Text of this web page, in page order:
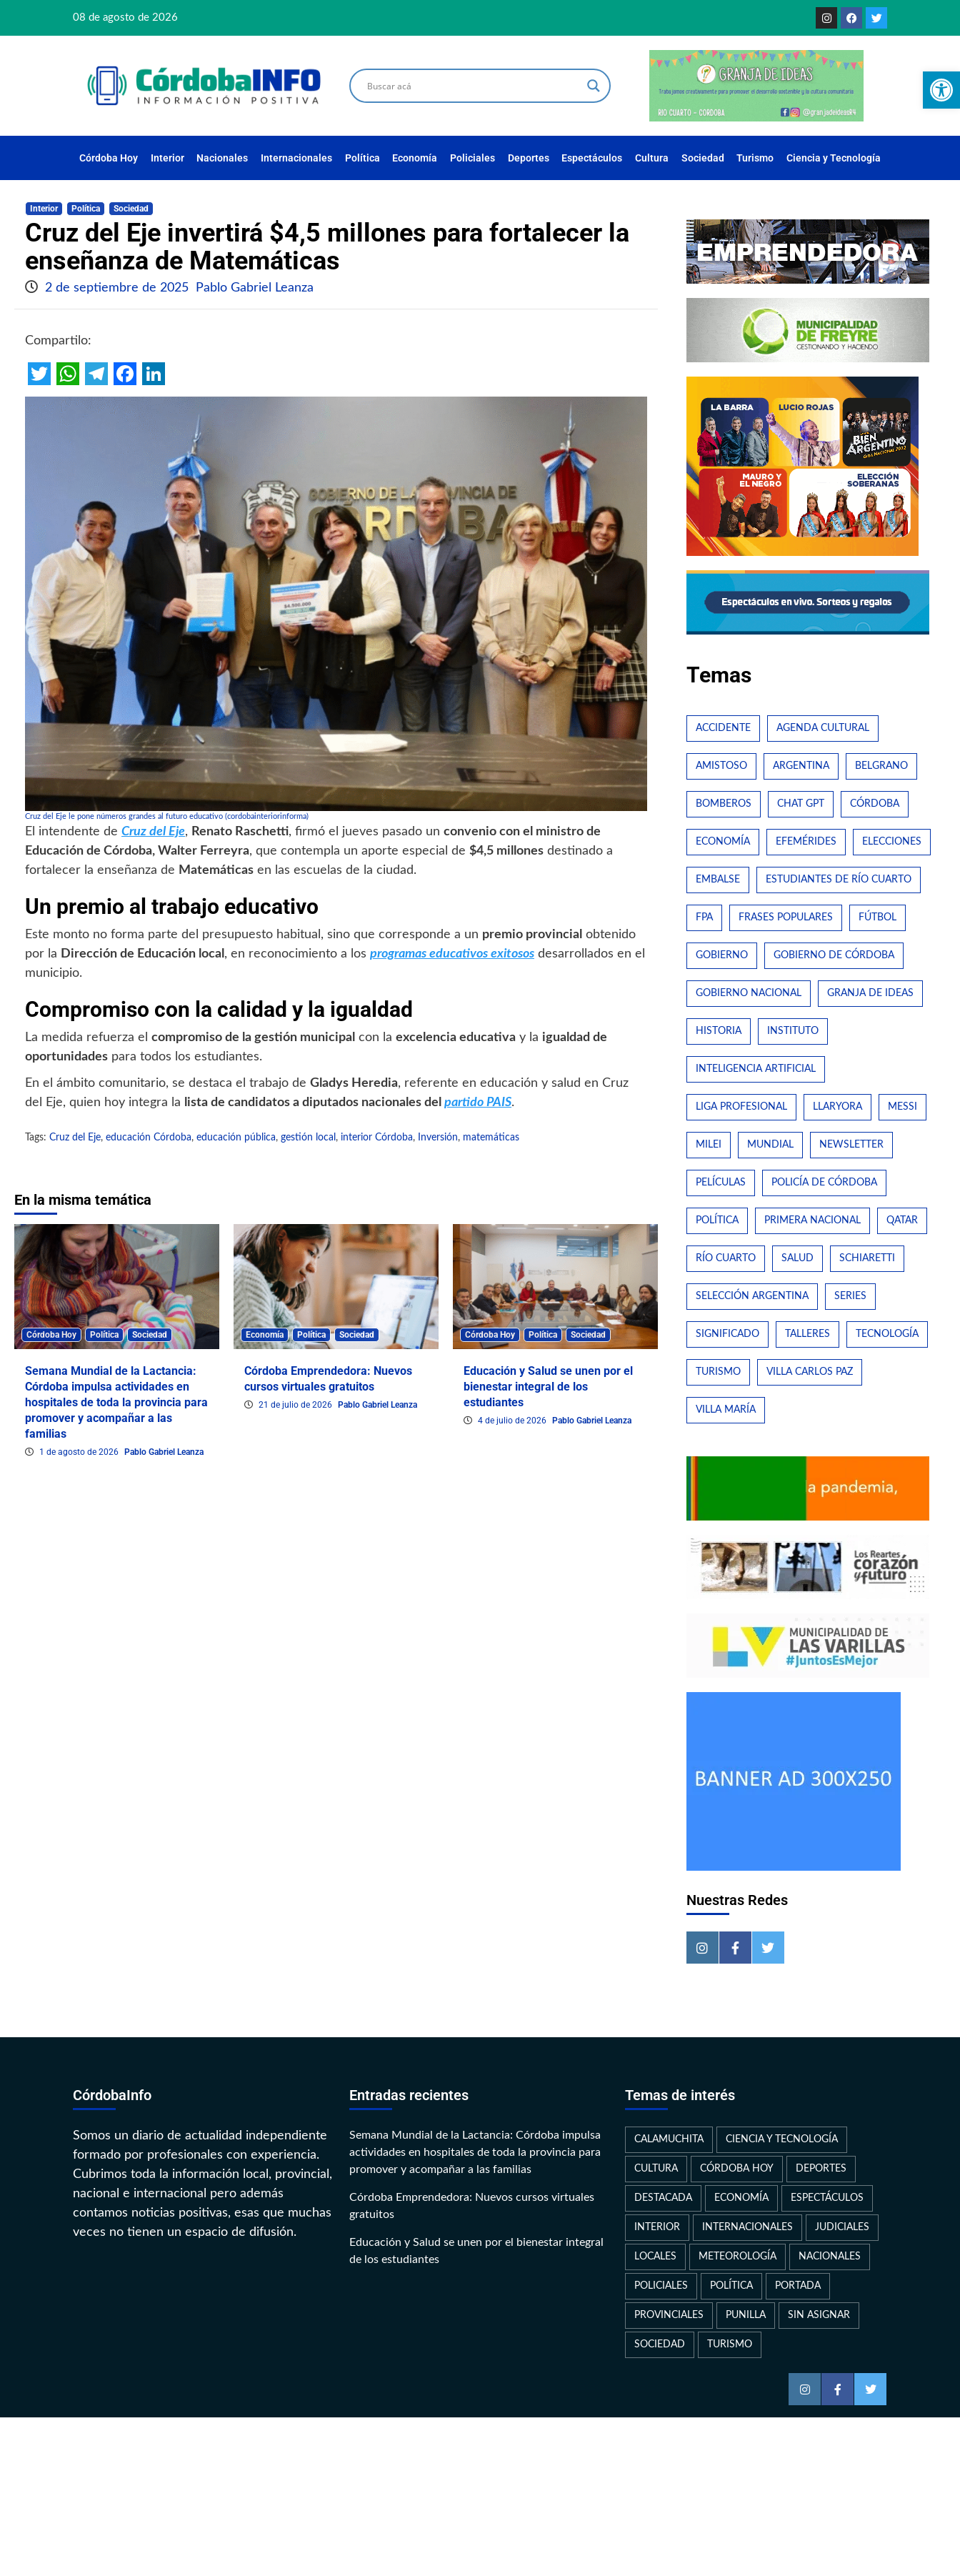
08 de agosto de 2026
Córdoba Hoy Interior Nacionales Internacionales Política Economía Policiales Deportes Espectáculos Cultura Sociedad Turismo Ciencia y Tecnología
Interior Política Sociedad
Cruz del Eje invertirá $4,5 millones para fortalecer la
enseñanza de Matemáticas
2 de septiembre de 2025 Pablo Gabriel Leanza
Compartilo:
Twitter
WhatsApp
Telegram
Facebook
LinkedIn
Cruz del Eje le pone números grandes al futuro educativo (cordobainteriorinforma)
El intendente de Cruz del Eje, Renato Raschetti, firmó el jueves pasado un convenio con el ministro de
Educación de Córdoba, Walter Ferreyra, que contempla un aporte especial de $4,5 millones destinado a
fortalecer la enseñanza de Matemáticas en las escuelas de la ciudad.
Un premio al trabajo educativo
Este monto no forma parte del presupuesto habitual, sino que corresponde a un premio provincial obtenido
por la Dirección de Educación local , en reconocimiento a los programas educativos exitosos desarrollados en el
municipio.
Compromiso con la calidad y la igualdad
La medida refuerza el compromiso de la gestión municipal con la excelencia educativa y la igualdad de
oportunidades para todos los estudiantes.
En el ámbito comunitario, se destaca el trabajo de Gladys Heredia, referente en educación y salud en Cruz
del Eje, quien hoy integra la
lista de candidatos a diputados nacionales del partido PAIS.
Tags: Cruz del Eje, educación Córdoba, educación pública, gestión local , interior Córdoba, Inversión, matemáticas
En la misma temática
Córdoba Hoy Política Sociedad
Semana Mundial de la Lactancia:
Córdoba impulsa actividades en
hospitales de toda la provincia para
promover y acompañar a las
familias
1 de agosto de 2026 Pablo Gabriel Leanza
Economía Política Sociedad
Córdoba Emprendedora: Nuevos
cursos virtuales gratuitos
21 de julio de 2026 Pablo Gabriel Leanza
Córdoba Hoy Política Sociedad
Educación y Salud se unen por el
bienestar integral de los
estudiantes
4 de julio de 2026 Pablo Gabriel Leanza
Temas
ACCIDENTE AGENDA CULTURAL
AMISTOSO ARGENTINA BELGRANO
BOMBEROS CHAT GPT CÓRDOBA
ECONOMÍA EFEMÉRIDES ELECCIONES
EMBALSE ESTUDIANTES DE RÍO CUARTO
FPA FRASES POPULARES FÚTBOL
GOBIERNO GOBIERNO DE CÓRDOBA
GOBIERNO NACIONAL GRANJA DE IDEAS
HISTORIA INSTITUTO
INTELIGENCIA ARTIFICIAL
LIGA PROFESIONAL LLARYORA MESSI
MILEI MUNDIAL NEWSLETTER
PELÍCULAS POLICÍA DE CÓRDOBA
POLÍTICA PRIMERA NACIONAL QATAR
RÍO CUARTO SALUD SCHIARETTI
SELECCIÓN ARGENTINA SERIES
SIGNIFICADO TALLERES TECNOLOGÍA
TURISMO VILLA CARLOS PAZ
VILLA MARÍA
Nuestras Redes
CórdobaInfo
Somos un diario de actualidad independiente
formado por profesionales con experiencia.
Cubrimos toda la información local, provincial,
nacional e internacional pero además
contamos noticias positivas, esas que muchas
veces no tienen un espacio de difusión.
Entradas recientes
Semana Mundial de la Lactancia: Córdoba impulsa
actividades en hospitales de toda la provincia para
promover y acompañar a las familias
Córdoba Emprendedora: Nuevos cursos virtuales
gratuitos
Educación y Salud se unen por el bienestar integral
de los estudiantes
Temas de interés
CALAMUCHITA CIENCIA Y TECNOLOGÍA
CULTURA CÓRDOBA HOY DEPORTES
DESTACADA ECONOMÍA ESPECTÁCULOS
INTERIOR INTERNACIONALES JUDICIALES
LOCALES METEOROLOGÍA NACIONALES
POLICIALES POLÍTICA PORTADA
PROVINCIALES PUNILLA SIN ASIGNAR
SOCIEDAD TURISMO